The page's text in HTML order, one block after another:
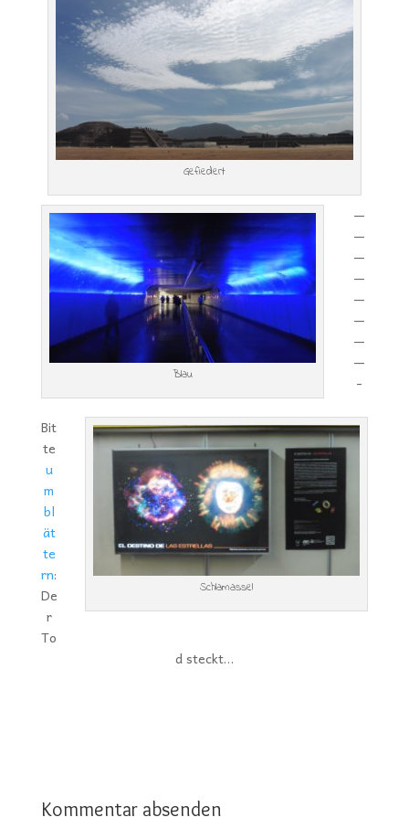
Gefiedert
Blau
Schlamassel
—
—
—
—
—
—
—
—
-
Bit
te
u
m
bl
ät
te
rn:
De
r
To
d steckt…
Kommentar absenden